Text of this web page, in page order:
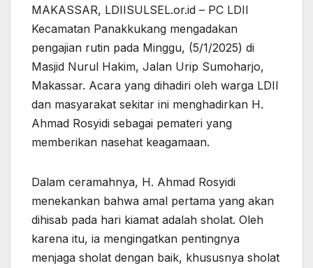
MAKASSAR, LDIISULSEL.or.id – PC LDII
Kecamatan Panakkukang mengadakan
pengajian rutin pada Minggu, (5/1/2025) di
Masjid Nurul Hakim, Jalan Urip Sumoharjo,
Makassar. Acara yang dihadiri oleh warga LDII
dan masyarakat sekitar ini menghadirkan H.
Ahmad Rosyidi sebagai pemateri yang
memberikan nasehat keagamaan.
Dalam ceramahnya, H. Ahmad Rosyidi
menekankan bahwa amal pertama yang akan
dihisab pada hari kiamat adalah sholat. Oleh
karena itu, ia mengingatkan pentingnya
menjaga sholat dengan baik, khususnya sholat